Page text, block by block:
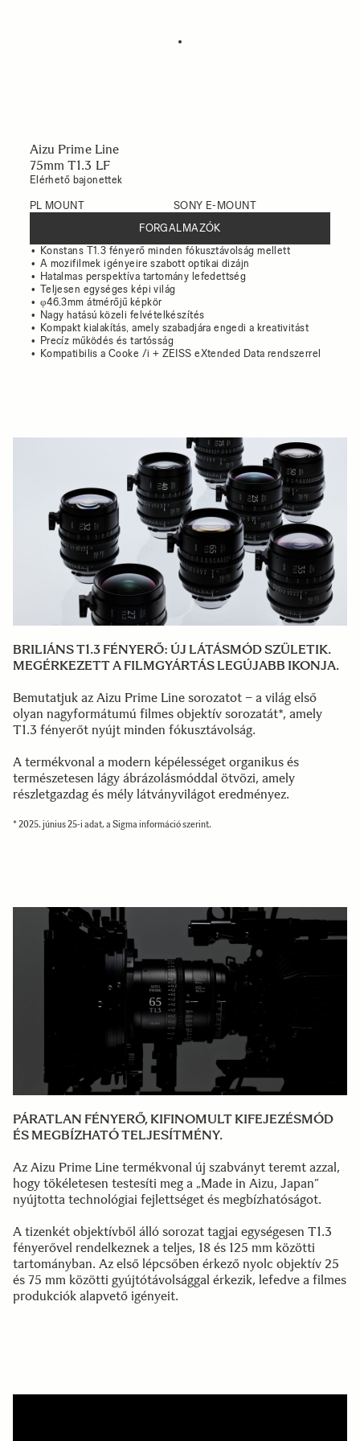
Aizu Prime Line
75mm T1.3 LF
Elérhető bajonettek
PL MOUNT
SONY E-MOUNT
FORGALMAZÓK
Konstans T1.3 fényerő minden fókusztávolság mellett
A mozifilmek igényeire szabott optikai dizájn
Hatalmas perspektíva tartomány lefedettség
Teljesen egységes képi világ
φ46.3mm átmérőjű képkör
Nagy hatású közeli felvételkészítés
Kompakt kialakítás, amely szabadjára engedi a kreativitást
Precíz működés és tartósság
Kompatibilis a Cooke /i + ZEISS eXtended Data rendszerrel
BRILIÁNS T1.3 FÉNYERŐ: ÚJ LÁTÁSMÓD SZÜLETIK.
MEGÉRKEZETT A FILMGYÁRTÁS LEGÚJABB IKONJA.
Bemutatjuk az Aizu Prime Line sorozatot – a világ első
olyan nagyformátumú filmes objektív sorozatát*, amely
T1.3 fényerőt nyújt minden fókusztávolság.
A termékvonal a modern képélességet organikus és
természetesen lágy ábrázolásmóddal ötvözi, amely
részletgazdag és mély látványvilágot eredményez.
* 2025. június 25-i adat, a Sigma információ szerint.
PÁRATLAN FÉNYERŐ, KIFINOMULT KIFEJEZÉSMÓD
ÉS MEGBÍZHATÓ TELJESÍTMÉNY.
Az Aizu Prime Line termékvonal új szabványt teremt azzal,
hogy tökéletesen testesíti meg a „Made in Aizu, Japan”
nyújtotta technológiai fejlettséget és megbízhatóságot.
A tizenkét objektívből álló sorozat tagjai egységesen T1.3
fényerővel rendelkeznek a teljes, 18 és 125 mm közötti
tartományban. Az első lépcsőben érkező nyolc objektív 25
és 75 mm közötti gyújtótávolsággal érkezik, lefedve a filmes
produkciók alapvető igényeit.